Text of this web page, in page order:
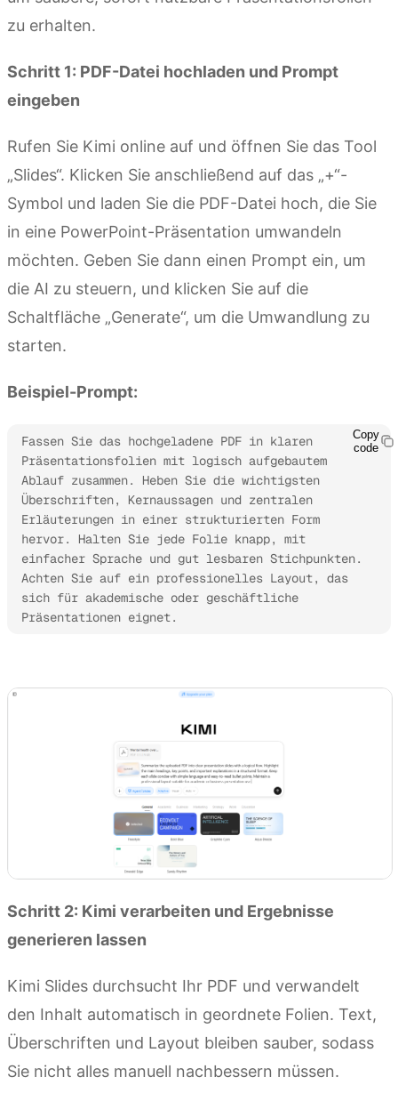
zu erhalten.
Schritt 1: PDF-Datei hochladen und Prompt
eingeben
Rufen Sie Kimi online auf und öffnen Sie das Tool
„Slides“. Klicken Sie anschließend auf das „+“-
Symbol und laden Sie die PDF-Datei hoch, die Sie
in eine PowerPoint-Präsentation umwandeln
möchten. Geben Sie dann einen Prompt ein, um
die AI zu steuern, und klicken Sie auf die
Schaltfläche „Generate“, um die Umwandlung zu
starten.
Beispiel-Prompt:
Fassen Sie das hochgeladene PDF in klaren
Präsentationsfolien mit logisch aufgebautem
Ablauf zusammen. Heben Sie die wichtigsten
Überschriften, Kernaussagen und zentralen
Erläuterungen in einer strukturierten Form
hervor. Halten Sie jede Folie knapp, mit
einfacher Sprache und gut lesbaren Stichpunkten.
Achten Sie auf ein professionelles Layout, das
sich für akademische oder geschäftliche
Präsentationen eignet.
Copy
code
Schritt 2: Kimi verarbeiten und Ergebnisse
generieren lassen
Kimi Slides durchsucht Ihr PDF und verwandelt
den Inhalt automatisch in geordnete Folien. Text,
Überschriften und Layout bleiben sauber, sodass
Sie nicht alles manuell nachbessern müssen.